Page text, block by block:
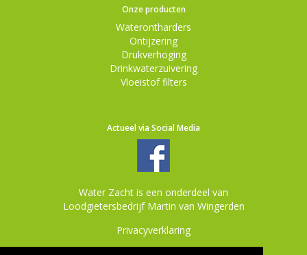
Onze producten
Waterontharders
Ontijzering
Drukverhoging
Drinkwaterzuivering
Vloeistof filters
Actueel via Social Media
Water Zacht is een onderdeel van
Loodgietersbedrijf Martin van Wingerden
Privacyverklaring